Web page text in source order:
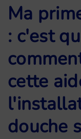
Ma
: c'est
cette
douche